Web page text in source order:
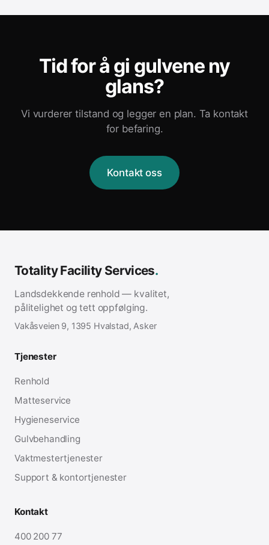
Tid for å gi gulvene ny
glans?
Vi vurderer tilstand og legger en plan. Ta kontakt
for befaring.
Kontakt oss
Totality Facility Services.
Landsdekkende renhold — kvalitet,
pålitelighet og tett oppfølging.
Vakåsveien 9, 1395 Hvalstad, Asker
Tjenester
Renhold
Matteservice
Hygieneservice
Gulvbehandling
Vaktmestertjenester
Support & kontortjenester
Kontakt
400 200 77